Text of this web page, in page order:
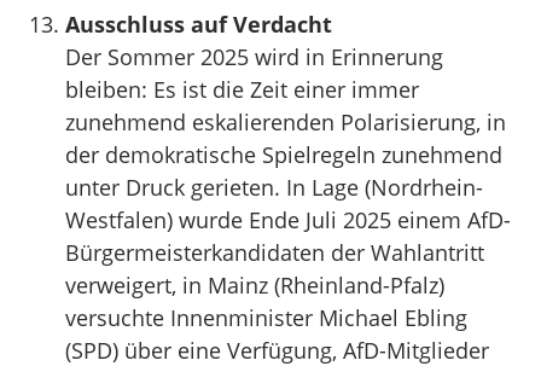
Ausschluss auf Verdacht
Der Sommer 2025 wird in Erinnerung
bleiben: Es ist die Zeit einer immer
zunehmend eskalierenden Polarisierung, in
der demokratische Spielregeln zunehmend
unter Druck gerieten. In Lage (Nordrhein-
Westfalen) wurde Ende Juli 2025 einem AfD-
Bürgermeisterkandidaten der Wahlantritt
verweigert, in Mainz (Rheinland-Pfalz)
versuchte Innenminister Michael Ebling
(SPD) über eine Verfügung, AfD-Mitglieder